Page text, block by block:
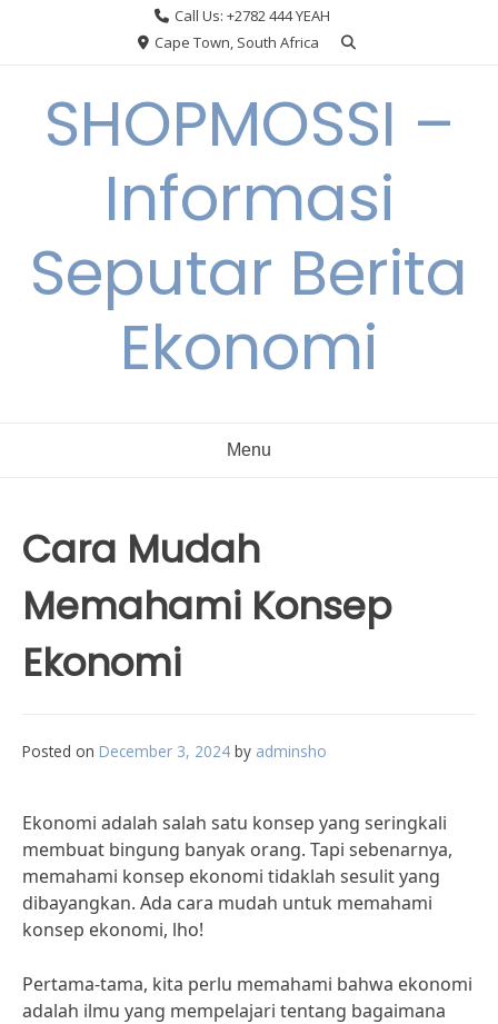
Call Us: +2782 444 YEAH
Cape Town, South Africa
SHOPMOSSI –
Informasi
Seputar Berita
Ekonomi
Menu
Cara Mudah
Memahami Konsep
Ekonomi
Posted on December 3, 2024 by adminsho
Ekonomi adalah salah satu konsep yang seringkali
membuat bingung banyak orang. Tapi sebenarnya,
memahami konsep ekonomi tidaklah sesulit yang
dibayangkan. Ada cara mudah untuk memahami
konsep ekonomi, lho!
Pertama-tama, kita perlu memahami bahwa ekonomi
adalah ilmu yang mempelajari tentang bagaimana